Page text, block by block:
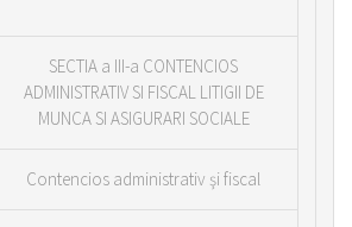
SECTIA a III-a CONTENCIOS
ADMINISTRATIV SI FISCAL LITIGII DE
MUNCA SI ASIGURARI SOCIALE
Contencios administrativ şi fiscal